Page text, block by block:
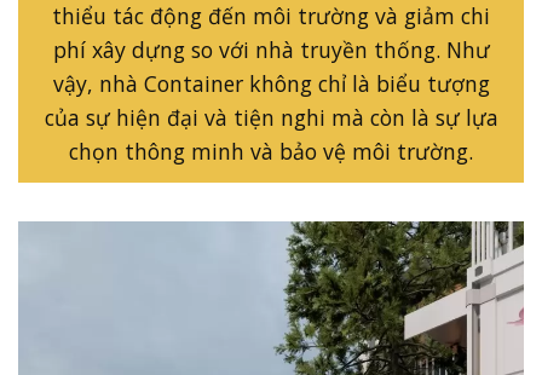
thiểu tác động đến môi trường và giảm chi
phí xây dựng so với nhà truyền thống. Như
vậy, nhà Container không chỉ là biểu tượng
của sự hiện đại và tiện nghi mà còn là sự lựa
chọn thông minh và bảo vệ môi trường.